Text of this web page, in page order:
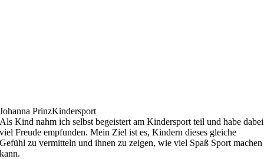
Johanna PrinzKindersport
Als Kind nahm ich selbst begeistert am Kindersport teil und habe dabei
viel Freude empfunden. Mein Ziel ist es, Kindern dieses gleiche
Gefühl zu vermitteln und ihnen zu zeigen, wie viel Spaß Sport machen
kann.